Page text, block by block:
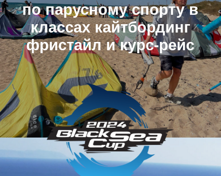
проведения Бугазская коса находится недалеко
от ГК Анапа, благодаря своему
уникальному географическому и
геологическому положению, а
также, наличию девяти станциий
кайтсерфинга и виндсерфинга,
является лучшим местом для
занятия данными видами спорта.
Идеальное место для официальных
мероприятий по мнению Судей и
участников- спортсменов за всю
историю существования
соревнований.